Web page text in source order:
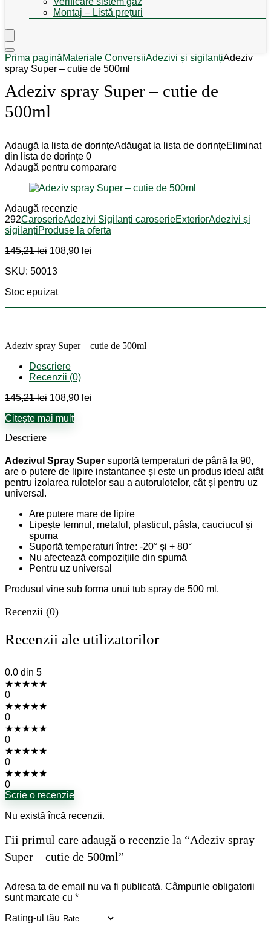
Montaj – Listă prețuri
Prima paginăMateriale ConversiiAdezivi și sigilanțiAdeziv
spray Super – cutie de 500ml
Adeziv spray Super – cutie de
500ml
Adaugă la lista de dorințeAdăugat la lista de dorințeEliminat
din lista de dorințe 0
Adaugă pentru comparare
Adaugă recenzie
292CaroserieAdezivi Sigilanți caroserieExteriorAdezivi și
sigilanțiProduse la oferta
145,21lei Prețul
a
145,21 lei.
108,90 lei
SKU: 50013
Stoc epuizat
Adeziv spray Super – cutie de 500ml
Descriere
Recenzii (0)
145,21lei Prețul
a
108,90 lei
Citește mai mult
Descriere
Adezivul Spray Super suportă temperaturi de până la 90,
are o putere de lipire instantanee și este un produs ideal atât
pentru izolarea rulotelor sau a autorulotelor, cât și pentru uz
universal.
Are putere mare de lipire
Lipește lemnul, metalul, plasticul, pâsla, cauciucul și
spuma
Suportă temperaturi între: -20° și + 80°
Nu afectează compozițiile din spumă
Pentru uz universal
Produsul vine sub forma unui tub spray de 500 ml.
Recenzii (0)
Recenzii ale utilizatorilor
0.0 din 5
★★★★★
0
★★★★★
0
★★★★★
0
★★★★★
0
★★★★★
0
Scrie o recenzie
Nu există încă recenzii.
Fii primul care adaugă o recenzie la “Adeziv spray
Super – cutie de 500ml”
Adresa ta de email nu va fi publicată. Câmpurile obligatorii
sunt marcate cu *
Rating-ul tău